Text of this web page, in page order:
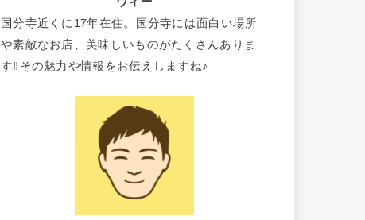
国分寺近くに17年在住。国分寺には面白い場所
や素敵なお店、美味しいものがたくさんありま
す‼その魅力や情報をお伝えしますね♪